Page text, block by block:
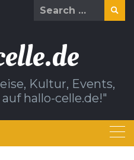
Search
Kultur, Events,
hallo-celle.de!"